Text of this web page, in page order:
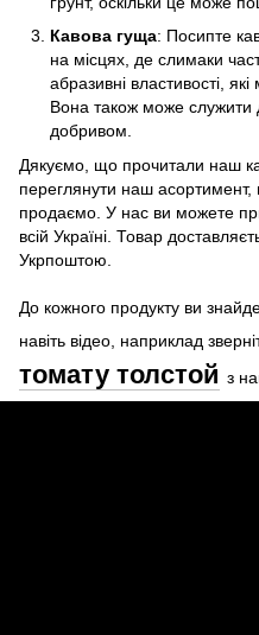
Кавова гуща: Посипте
на місцях, де слимаки
абразивні властивості,
Вона також може служити
добривом.
Дякуємо, що прочитали наш
переглянути наш асортимент,
продаємо. У нас ви можете
всій Україні. Товар
Укрпоштою.
До кожного продукту ви
навіть відео, наприклад
томату толстой з